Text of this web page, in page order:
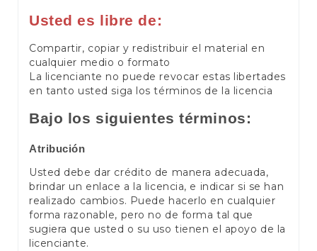
Usted es libre de:
Compartir, copiar y redistribuir el material en
cualquier medio o formato
La licenciante no puede revocar estas libertades
en tanto usted siga los términos de la licencia
Bajo los siguientes términos:
Atribución
Usted debe dar crédito de manera adecuada,
brindar un enlace a la licencia, e indicar si se han
realizado cambios. Puede hacerlo en cualquier
forma razonable, pero no de forma tal que
sugiera que usted o su uso tienen el apoyo de la
licenciante.